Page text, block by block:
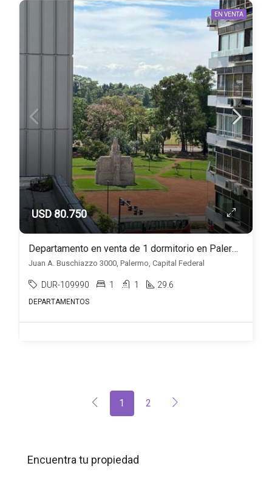
EN VENTA
USD 80.750
Departamento en venta de 1 dormitorio en Palermo
Juan A. Buschiazzo 3000, Palermo, Capital Federal
DUR-109990 1 1 29.6
DEPARTAMENTOS
1 2
Encuentra tu propiedad